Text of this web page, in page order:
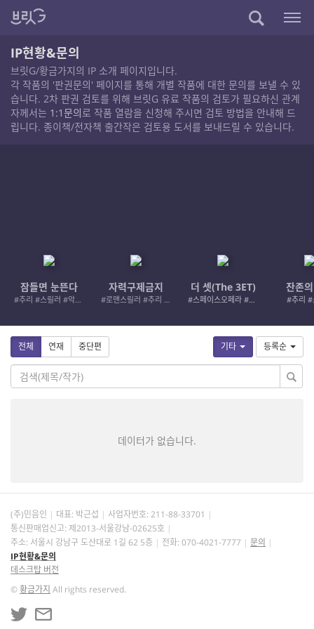
IP현황&문의
브릿G/황금가지의 IP 소개 페이지입니다.
각 작품의 '판권문의' 페이지를 통해 개별 작품에 대한 문의를 보낼 수 있
습니다. 2차 판권 검토를 위해 브릿G 유료 작품의 검토가 필요하신 관계
자께서는 1:1문의로 작품 열람을 신청해 주시면 검토 방법을 안내해 드
립니다. 종이책/전자책 출간작은 검토용 도서를 보내드릴 수 있습니다.
잠들면 눈뜬다
#추리 #스릴러 #악인 #로드레이지
자력구제금지
#로맨스릴러 #추리 #여성서사 #사적제재
더 셋(The 3ET)
#스페이스오페라 #우주활극
잔존
#추리 #
기타 등록순
전체 연재 중단편
데이터가 없습니다.
(주)민음인 대표: 박근섭 사업자번호: 211-88-33701
통신판매업신고: 제2013-서울강남-02625호
주소: 서울시 강남구 도산대로 1길 62 5층
전화: 070-4021-7777
문의
IP현황&문의
데스크탑 버전
©황금가지 All rights reserved.